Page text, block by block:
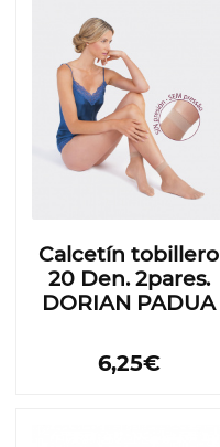
Calcetín tobillero
20 Den. 2pares.
DORIAN PADUA
6,25€